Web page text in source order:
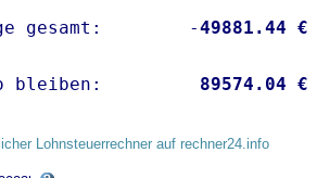
gesamt:        -49881.44 €
bleiben: 89574.04 €
Lohnsteuerrechner auf rechner24.info